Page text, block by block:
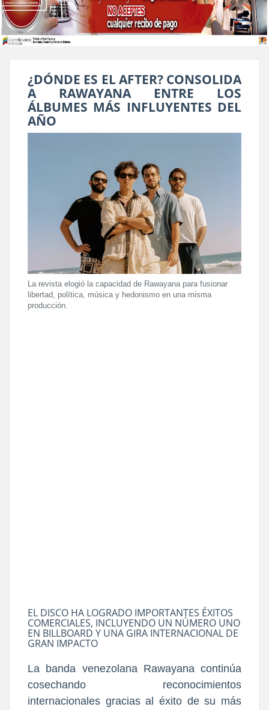
¿DÓNDE ES EL AFTER? CONSOLIDA
A RAWAYANA ENTRE LOS
ÁLBUMES MÁS INFLUYENTES DEL
AÑO
La revista elogió la capacidad de Rawayana para fusionar
libertad, política, música y hedonismo en una misma
producción.
EL DISCO HA LOGRADO IMPORTANTES ÉXITOS
COMERCIALES, INCLUYENDO UN NÚMERO UNO
EN BILLBOARD Y UNA GIRA INTERNACIONAL DE
GRAN IMPACTO
La banda venezolana Rawayana continúa
cosechando reconocimientos
internacionales gracias al éxito de su más